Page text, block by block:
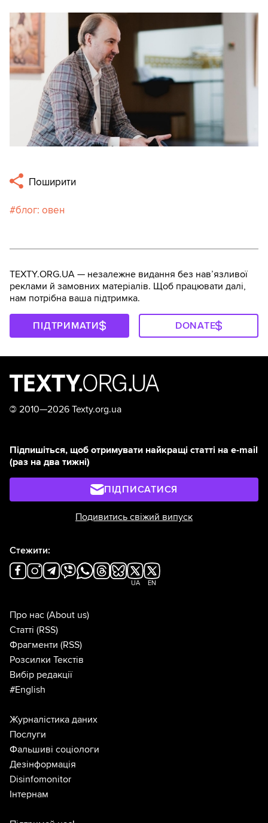
Поширити
блог: овен
TEXTY.ORG.UA — незалежне видання без навʼязливої
реклами й замовних матеріалів. Щоб працювати далі,
нам потрібна ваша підтримка.
ПІДТРИМАТИ DONATE
© 2010—2026 Texty.org.ua
Підпишіться, щоб отримувати найкращі статті на e-mail
(раз на два тижні)
ПІДПИСАТИСЯ
Подивитись свіжий випуск
Стежити:
UA EN
Про нас (About us)
Статті (RSS)
Фрагменти (RSS)
Розсилки Текстів
Вибір редакції
#English
Журналістика даних
Послуги
Фальшиві соціологи
Дезінформація
Disinfomonitor
Інтернам